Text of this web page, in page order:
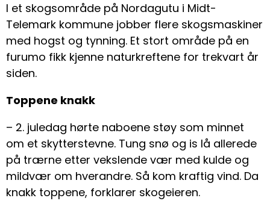
I et skogsområde på Nordagutu i Midt-
Telemark kommune jobber flere skogsmaskiner
med hogst og tynning. Et stort område på en
furumo fikk kjenne naturkreftene for trekvart år
siden.
Toppene knakk
– 2. juledag hørte naboene støy som minnet
om et skytterstevne. Tung snø og is lå allerede
på trærne etter vekslende vær med kulde og
mildvær om hverandre. Så kom kraftig vind. Da
knakk toppene, forklarer skogeieren.